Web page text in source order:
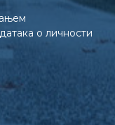
о личности